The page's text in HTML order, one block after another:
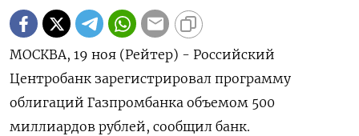
МОСКВА, 19 ноя (Рейтер) - Российский
Центробанк зарегистрировал программу
облигаций Газпромбанка объемом 500
миллиардов рублей, сообщил банк.